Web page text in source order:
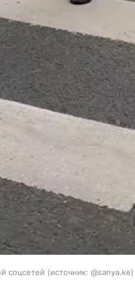
соцсетей источник: @sanya.ke